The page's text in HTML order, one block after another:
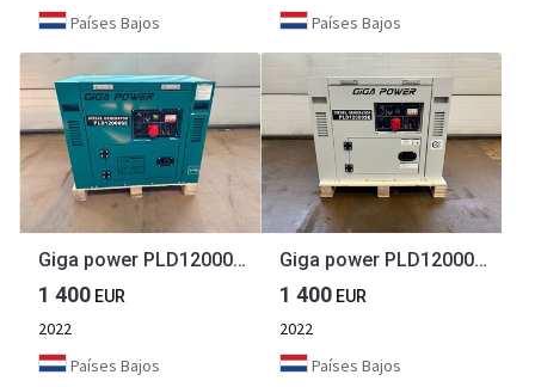
Países Bajos
Países Bajos
Giga power PLD12000SE 10 kVA silent generator
1 400 EUR
2022
Países Bajos
Giga power PLD12000SE 10 kVA silent generator
1 400 EUR
2022
Países Bajos